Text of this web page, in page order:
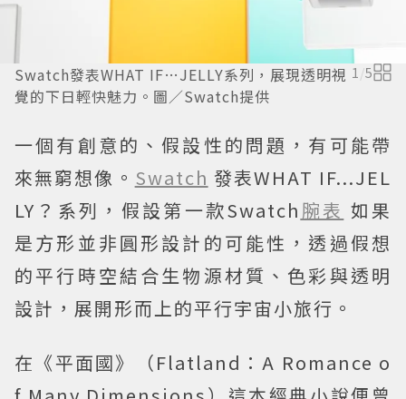
Swatch發表WHAT IF…JELLY系列，展現透明視
覺的下日輕快魅力。圖／Swatch提供
1/5
一個有創意的、假設性的問題，有可能帶
來無窮想像。 Swatch 發表WHAT IF...JEL
LY？系列，假設第一款Swatch 腕表 如果
是方形並非圓形設計的可能性，透過假想
的平行時空結合生物源材質、色彩與透明
設計，展開形而上的平行宇宙小旅行。
在《平面國》（Flatland：A Romance o